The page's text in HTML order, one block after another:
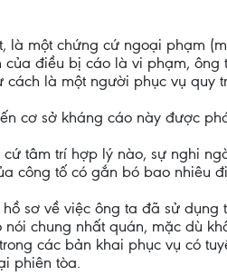
một chứng cứ ngoại phạm
điều bị cáo là vi phạm,
cách là một người phục vụ quy
cơ sở kháng cáo này được
tâm trí hợp lý nào, sự nghi
công tố có gắn bó bao nhiêu
sơ về việc ông ta đã sử dụng
chung nhất quán, mặc dù
các bản khai phục vụ có
phiên tòa.